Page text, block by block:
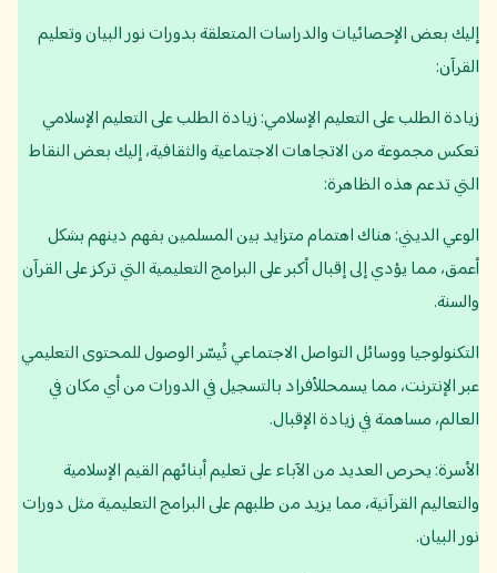
إليك بعض الإحصائيات والدراسات المتعلقة بدورات نور البيان وتعليم
القرآن:
زيادة الطلب على التعليم الإسلامي: زيادة الطلب على التعليم الإسلامي
تعكس مجموعة من الاتجاهات الاجتماعية والثقافية، إليك بعض النقاط
التي تدعم هذه الظاهرة:
الوعي الديني: هناك اهتمام متزايد بين المسلمين بفهم دينهم بشكل
أعمق، مما يؤدي إلى إقبال أكبر على البرامج التعليمية التي تركز على القرآن
والسنة.
التكنولوجيا ووسائل التواصل الاجتماعي تُيسّر الوصول للمحتوى التعليمي
عبر الإنترنت، مما يسمحللأفراد بالتسجيل في الدورات من أي مكان في
العالم، مساهمة في زيادة الإقبال.
الأسرة: يحرص العديد من الآباء على تعليم أبنائهم القيم الإسلامية
والتعاليم القرآنية، مما يزيد من طلبهم على البرامج التعليمية مثل دورات
نور البيان.